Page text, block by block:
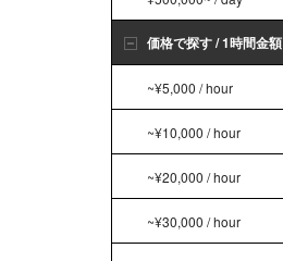
価格で探す / 1時間金額
~¥5,000 / hour
~¥10,000 / hour
~¥20,000 / hour
~¥30,000 / hour